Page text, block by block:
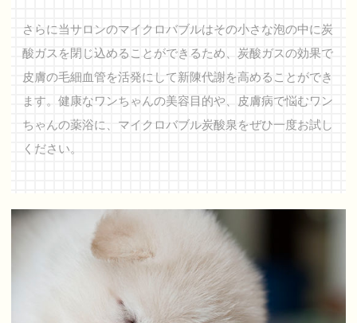
さらに当サロンのマイクロバブルはその小さな泡の中に炭
酸ガスを閉じ込めることができるため、炭酸ガスの効果で
皮膚の毛細血管を活発にして新陳代謝を高めることができ
ます。健康なワンちゃんの美容目的や、皮膚病で悩むワン
ちゃんの薬浴に、マイクロバブル炭酸泉をぜひ一度お試し
ください。